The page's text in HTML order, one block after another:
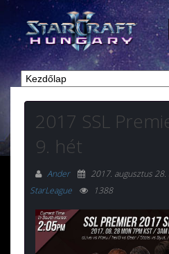
2017 SSL
9. hét
Ander 2017. augusztus 28.
StarLeague
1388